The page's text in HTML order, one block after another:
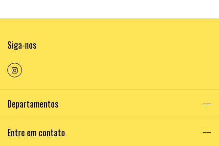
Siga-nos
Departamentos
Entre em contato